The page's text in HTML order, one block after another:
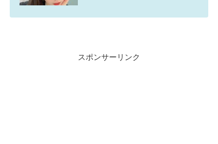
スポンサーリンク